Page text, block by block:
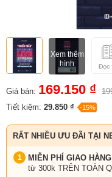
Xem thêm
hình
Giá bán: 169.150 ₫
Tiết kiệm: 29.850 ₫ -15%
RẤT NHIỀU ƯU ĐÃI TẠI
MIỄN PHÍ GIAO HÀNG
từ 300k TRÊN TOÀN